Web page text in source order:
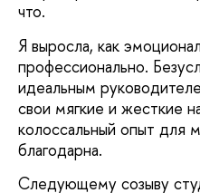
что.
Я выросла, как
профессионально.
идеальным
свои мягкие и жесткие
колоссальный опыт для
благодарна.
Следующему созыву